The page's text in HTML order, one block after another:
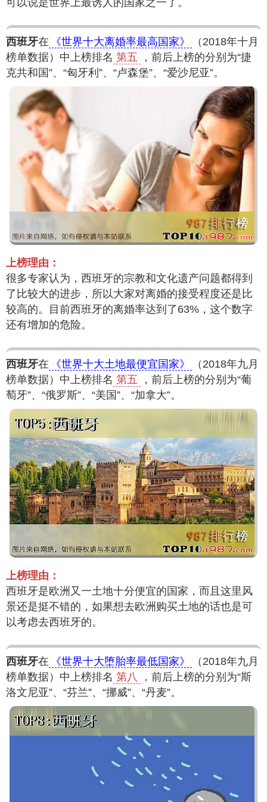
可以说是世界上最诱人的国家之一了。
西班牙在 《世界十大离婚率最高国家》
（2018年十月
榜单数据）中上榜排名 第五
，前后上榜的分别为“捷
克共和国”、“匈牙利”、“卢森堡”、“爱沙尼亚”。
上榜理由：
很多专家认为，西班牙的宗教和文化遗产问题都得到
了比较大的进步，所以大家对离婚的接受程度还是比
较高的。目前西班牙的离婚率达到了63%，这个数字
还有增加的危险。
西班牙在 《世界十大土地最便宜国家》
（2018年九月
榜单数据）中上榜排名 第五
，前后上榜的分别为“葡
萄牙”、“俄罗斯”、“美国”、“加拿大”。
上榜理由：
西班牙是欧洲又一土地十分便宜的国家，而且这里风
景还是挺不错的，如果想去欧洲购买土地的话也是可
以考虑去西班牙的。
西班牙在 《世界十大堕胎率最低国家》
（2018年九月
榜单数据）中上榜排名 第八
，前后上榜的分别为“斯
洛文尼亚”、“芬兰”、“挪威”、“丹麦”。